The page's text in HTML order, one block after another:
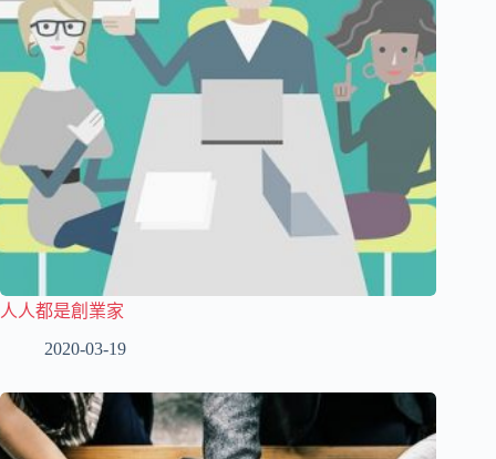
人人都是創業家
2020-03-19